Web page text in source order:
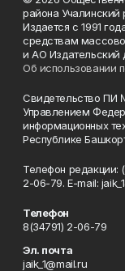
района Учалинский
Издается с 1991
средствам
и АО Издательский
Об использовании
Свидетельство ПИ
Управлением
информационных
Республике
Телефон редакции:
2-06-79. Е-mаil:
Телефон
8(34791) 2-06-79
Эл. почта
jaik_1@mail.ru